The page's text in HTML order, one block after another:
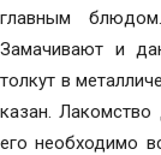
главным
Замачивают и
толкут в
казан.
его необходимо